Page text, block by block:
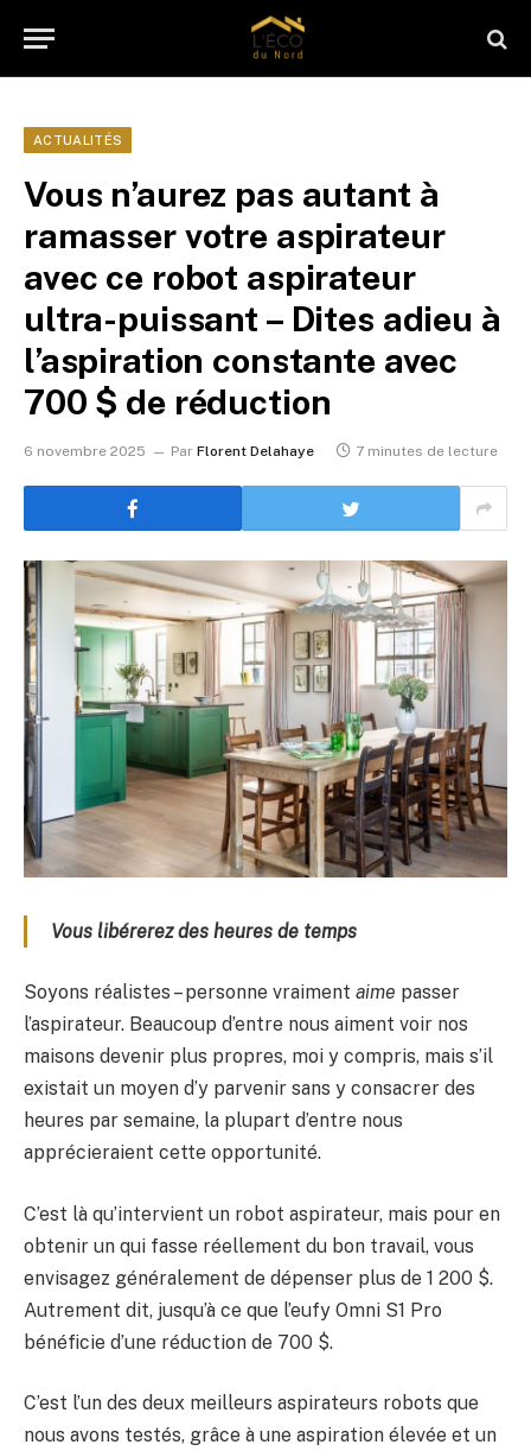
ACTUALITÉS
Vous n’aurez pas autant à
ramasser votre aspirateur
avec ce robot aspirateur
ultra-puissant – Dites adieu à
l’aspiration constante avec
700 $ de réduction
6 novembre 2025 Par Florent Delahaye 7 minutes de lecture
Vous libérerez des heures de temps
Soyons réalistes – personne vraiment aime passer
l’aspirateur. Beaucoup d’entre nous aiment voir nos
maisons devenir plus propres, moi y compris, mais s’il
existait un moyen d’y parvenir sans y consacrer des
heures par semaine, la plupart d’entre nous
apprécieraient cette opportunité.
C’est là qu’intervient un robot aspirateur, mais pour en
obtenir un qui fasse réellement du bon travail, vous
envisagez généralement de dépenser plus de 1 200 $.
Autrement dit, jusqu’à ce que l’eufy Omni S1 Pro
bénéficie d’une réduction de 700 $.
C’est l’un des deux meilleurs aspirateurs robots que
nous avons testés, grâce à une aspiration élevée et un